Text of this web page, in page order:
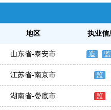
地区 执业信
山东省-泰安市 造 监
江苏省-南京市 监
湖南省-娄底市 监